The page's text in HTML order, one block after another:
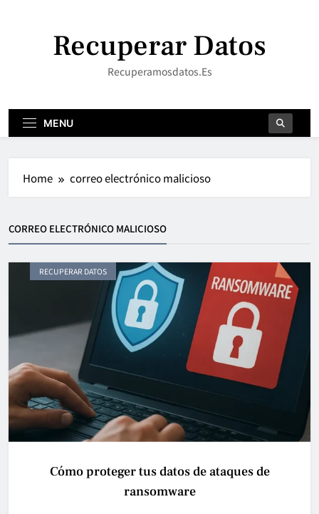
Recuperar Datos
Recuperamosdatos.es
MENU
Home correo electrónico malicioso
CORREO ELECTRÓNICO MALICIOSO
RECUPERAR DATOS
Cómo proteger tus datos de ataques de
ransomware